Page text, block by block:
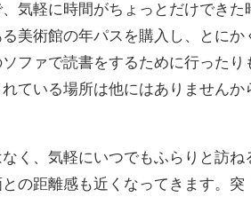
気軽に時間がちょっとだけできた
美術館の年パスを購入し、とにか
ファで読書をするために行ったり
ている場所は他にはありませんか
く、気軽にいつでもふらりと訪ね
の距離感も近くなってきます。突